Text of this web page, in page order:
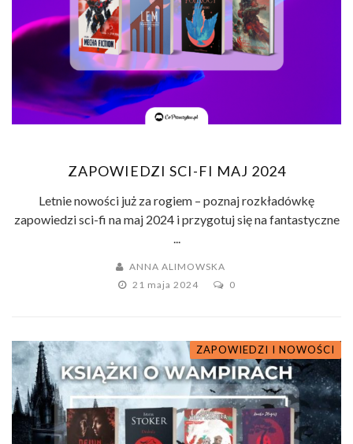
ZAPOWIEDZI SCI-FI MAJ 2024
Letnie nowości już za rogiem – poznaj rozkładówkę
zapowiedzi sci-fi na maj 2024 i przygotuj się na fantastyczne
ANNA ALIMOWSKA
21 maja 2024
0
ZAPOWIEDZI I NOWOŚCI